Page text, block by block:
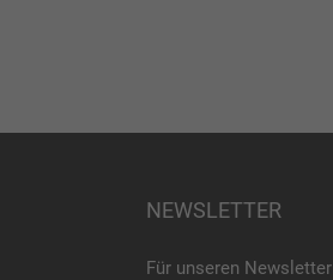
NEWSLETTER
Für unseren Newsletter